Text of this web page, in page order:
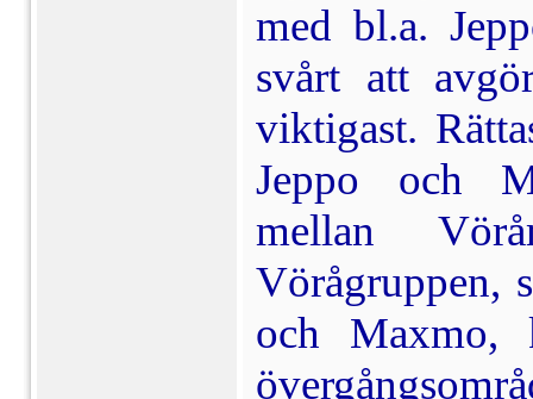
med bl.a.
svårt att
viktigast.
Jeppo och
mellan
Vörågruppen,
och Maxmo,